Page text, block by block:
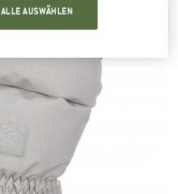
ALLE AUSWÄHLEN